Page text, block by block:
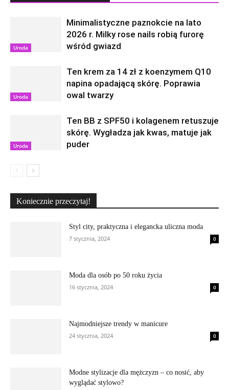
Uroda
Minimalistyczne paznokcie na lato
2026 r. Milky rose nails robią furorę
wśród gwiazd
Uroda
Ten krem za 14 zł z koenzymem Q10
napina opadającą skórę. Poprawia
owal twarzy
Uroda
Ten BB z SPF50 i kolagenem retuszuje
skórę. Wygładza jak kwas, matuje jak
puder
Koniecznie przeczytaj!
Styl city, praktyczna i elegancka uliczna moda
7 stycznia, 2024
0
Moda dla osób po 50 roku życia
16 stycznia, 2024
0
Najmodniejsze trendy w manicure
24 stycznia, 2024
0
Modne stylizacje dla mężczyzn – co nosić, aby
wyglądać stylowo?